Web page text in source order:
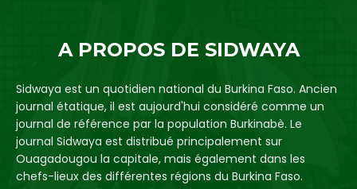
A PROPOS DE SIDWAYA
Sidwaya est un quotidien national du Burkina Faso. Ancien
journal étatique, il est aujourd'hui considéré comme un
journal de référence par la population Burkinabè. Le
journal Sidwaya est distribué principalement sur
Ouagadougou la capitale, mais également dans les
chefs-lieux des différentes régions du Burkina Faso.